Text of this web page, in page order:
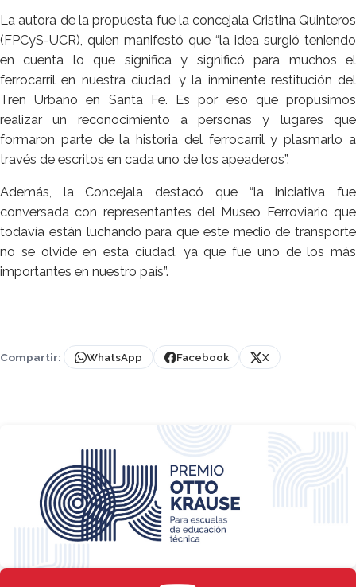
La autora de la propuesta fue la concejala Cristina Quinteros
(FPCyS-UCR), quien manifestó que “la idea surgió teniendo
en cuenta lo que significa y significó para muchos el
ferrocarril en nuestra ciudad, y la inminente restitución del
Tren Urbano en Santa Fe. Es por eso que propusimos
realizar un reconocimiento a personas y lugares que
formaron parte de la historia del ferrocarril y plasmarlo a
través de escritos en cada uno de los apeaderos”.
Además, la Concejala destacó que “la iniciativa fue
conversada con representantes del Museo Ferroviario que
todavía están luchando para que este medio de transporte
no se olvide en esta ciudad, ya que fue uno de los más
importantes en nuestro país”.
Compartir: WhatsApp Facebook X